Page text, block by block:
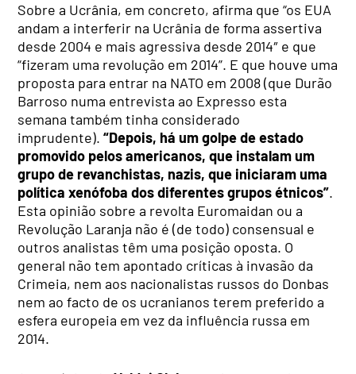
Sobre a Ucrânia, em concreto, afirma que “os EUA
andam a interferir na Ucrânia de forma assertiva
desde 2004 e mais agressiva desde 2014″ e que
“fizeram uma revolução em 2014”. E que houve uma
proposta para entrar na NATO em 2008 (que Durão
Barroso numa entrevista ao Expresso esta
semana também tinha considerado
imprudente).“Depois, há um golpe de estado
promovido pelos americanos, que instalam um
grupo de revanchistas, nazis, que iniciaram uma
política xenófoba dos diferentes grupos étnicos”.
Esta opinião sobre a revolta Euromaidan ou a
Revolução Laranja não é (de todo) consensual e
outros analistas têm uma posição oposta. O
general não tem apontado críticas à invasão da
Crimeia, nem aos nacionalistas russos do Donbas
nem ao facto de os ucranianos terem preferido a
esfera europeia em vez da influência russa em
2014.